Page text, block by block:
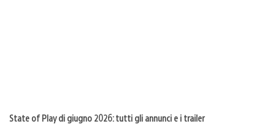
State of Play di giugno 2026: tutti gli annunci e i trailer